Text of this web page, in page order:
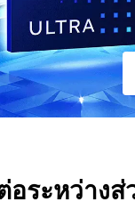
อระหว่างส่